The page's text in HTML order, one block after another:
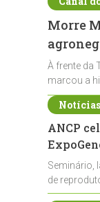
Morre
À frente da
marcou a
ANCP
Seminário,
de
durante a